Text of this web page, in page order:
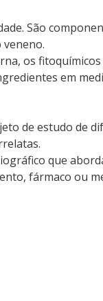
São
os
em
de estudo de
que
fármaco ou